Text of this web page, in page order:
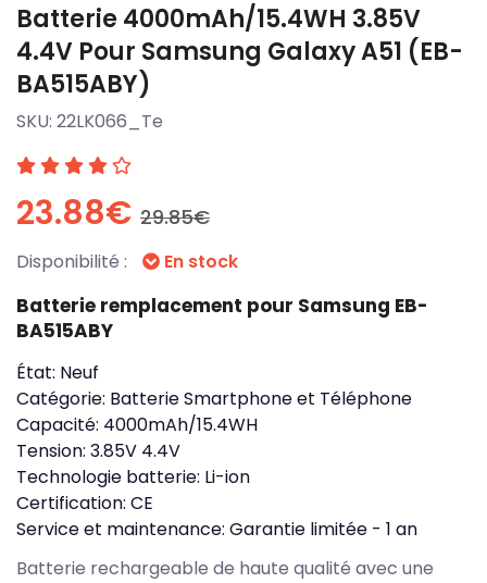
Batterie 4000mAh/15.4WH 3.85V
4.4V Pour Samsung Galaxy A51 (EB-
BA515ABY)
SKU: 22LK066_Te
23.88€ 29.85€
Disponibilité : En stock
Batterie remplacement pour Samsung EB-
BA515ABY
État: Neuf
Catégorie: Batterie Smartphone et Téléphone
Capacité: 4000mAh/15.4WH
Tension: 3.85V 4.4V
Technologie batterie: Li-ion
Certification: CE
Service et maintenance: Garantie limitée - 1 an
Batterie rechargeable de haute qualité avec une